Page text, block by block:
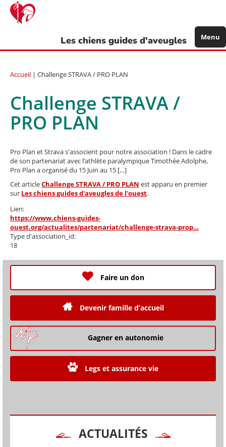
Aller
contenu
Les chiens guides d'aveugles Menu
Accueil | Challenge STRAVA / PRO PLAN
Challenge STRAVA /
PRO PLAN
Pro Plan et Strava s'associent pour notre association ! Dans le cadre
de son partenariat avec l’athlète paralympique Timothée Adolphe,
Pro Plan a organisé du 15 Juin au 15 […]
Cet articleChallenge STRAVA / PRO PLAN est apparu en premier
sur Les chiens guides d'aveugles de l'ouest.
Lien:
https://www.chiens-guides-
ouest.org/actualites/partenariat/challenge-strava-prop…
Type d'association_id:
18
Faire un don
Devenir famille d’accueil
Gagner en autonomie
Legs et assurance vie
ACTUALITÉS